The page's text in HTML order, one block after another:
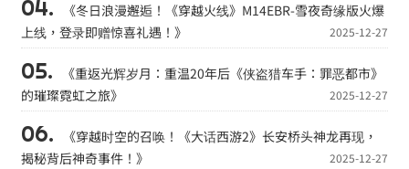
《冬日浪漫邂逅！《穿越火线》M14EBR-雪夜奇缘版火爆
上线，登录即赠惊喜礼遇！》
2025-12-27
《重返光辉岁月：重温20年后《侠盗猎车手：罪恶都市》
的璀璨霓虹之旅》
2025-12-27
《穿越时空的召唤！《大话西游2》长安桥头神龙再现，
揭秘背后神奇事件！》
2025-12-27